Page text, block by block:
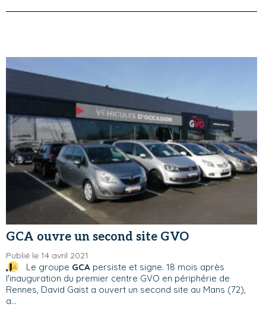
GCA ouvre un second site GVO
Publié le 14 avril 2021
Le groupe GCApersiste et signe. 18 mois après
l'inauguration du premier centre GVO en périphérie de
Rennes, David Gaist a ouvert un second site au Mans (72),
a...